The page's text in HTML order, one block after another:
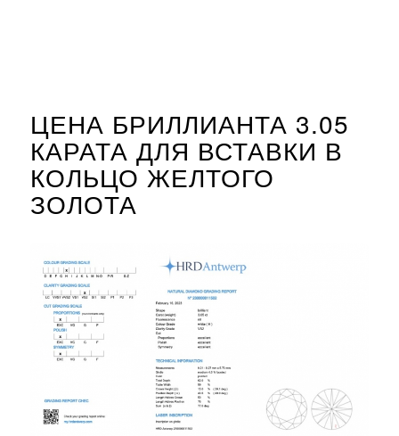
ЦЕНА БРИЛЛИАНТА 3.05
КАРАТА ДЛЯ ВСТАВКИ В
КОЛЬЦО ЖЕЛТОГО
ЗОЛОТА